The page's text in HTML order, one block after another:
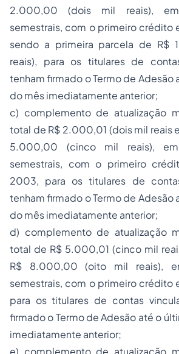
2.000,00 (dois mil reais),
semestrais, com o primeiro crédito
sendo a primeira parcela de R$
reais), para os titulares de
tenham firmado o Termo de Adesão
do mês imediatamente anterior;
c) complemento de atualização
total de R$ 2.000,01 (dois mil reais
5.000,00 (cinco mil reais),
semestrais, com o primeiro
2003, para os titulares de
tenham firmado o Termo de Adesão
do mês imediatamente anterior;
d) complemento de atualização
total de R$ 5.000,01 (cinco mil
R$ 8.000,00 (oito mil reais),
semestrais, com o primeiro crédito
para os titulares de contas
firmado o Termo de Adesão até o
imediatamente anterior;
e) complemento de atualização